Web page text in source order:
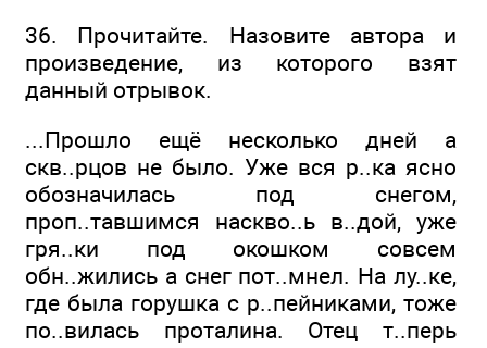
36. Прочитайте. Назовите автора и
произведение, из которого взят
данный отрывок.
...Прошло ещё несколько дней а
скв..рцов не было. Уже вся р..ка ясно
обозначилась под снегом,
проп..тавшимся наскво..ь в..дой, уже
гря..ки под окошком совсем
обн..жились а снег пот..мнел. На лу..ке,
где была горушка с р..пейниками, тоже
по..вилась проталина. Отец т..перь